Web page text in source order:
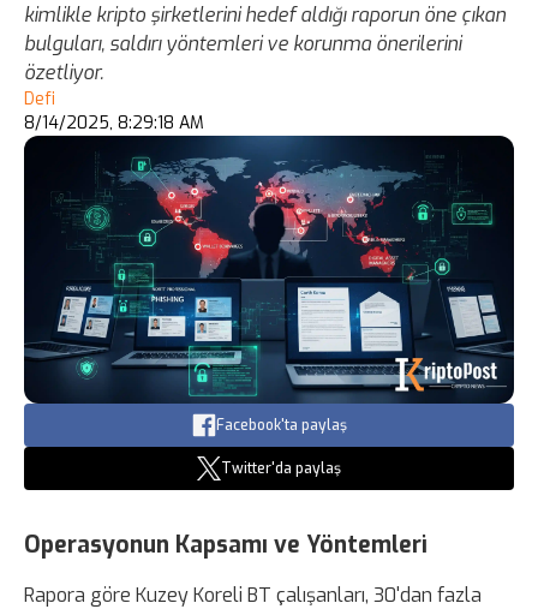
kimlikle kripto şirketlerini hedef aldığı raporun öne çıkan
bulguları, saldırı yöntemleri ve korunma önerilerini
özetliyor.
Defi
8/14/2025, 8:29:18 AM
Facebook'ta paylaş
Twitter'da paylaş
Operasyonun Kapsamı ve Yöntemleri
Rapora göre Kuzey Koreli BT çalışanları, 30'dan fazla